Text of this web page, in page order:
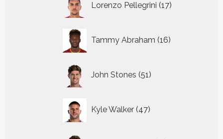
Lorenzo Pellegrini 17
producten
Tammy Abraham 16
producten
John Stones 51
producten
Kyle Walker 47
producten